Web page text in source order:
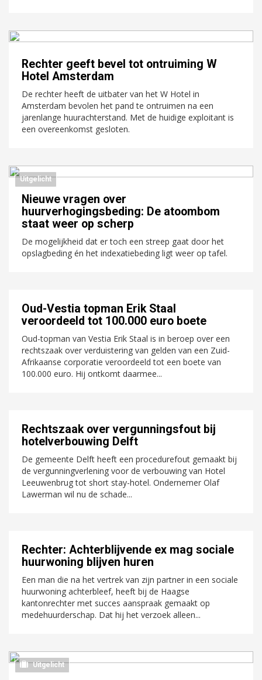
Rechter geeft bevel tot ontruiming W
Hotel Amsterdam
De rechter heeft de uitbater van het W Hotel in
Amsterdam bevolen het pand te ontruimen na een
jarenlange huurachterstand. Met de huidige exploitant is
een overeenkomst gesloten.
Uitgelicht
Nieuwe vragen over
huurverhogingsbeding: De atoombom
staat weer op scherp
De mogelijkheid dat er toch een streep gaat door het
opslagbeding én het indexatiebeding ligt weer op tafel.
Oud-Vestia topman Erik Staal
veroordeeld tot 100.000 euro boete
Oud-topman van Vestia Erik Staal is in beroep over een
rechtszaak over verduistering van gelden van een Zuid-
Afrikaanse corporatie veroordeeld tot een boete van
100.000 euro. Hij ontkomt daarmee...
Rechtszaak over vergunningsfout bij
hotelverbouwing Delft
De gemeente Delft heeft een procedurefout gemaakt bij
de vergunningverlening voor de verbouwing van Hotel
Leeuwenbrug tot short stay-hotel. Ondernemer Olaf
Lawerman wil nu de schade...
Rechter: Achterblijvende ex mag sociale
huurwoning blijven huren
Een man die na het vertrek van zijn partner in een sociale
huurwoning achterbleef, heeft bij de Haagse
kantonrechter met succes aanspraak gemaakt op
medehuurderschap. Dat hij het verzoek alleen...
Uitgelicht